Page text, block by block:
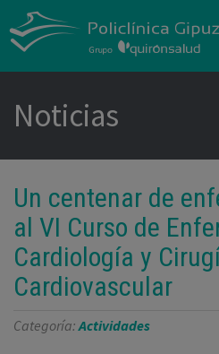
Noticias
Un centenar de
al VI Curso de
Cardiología y
Cardiovascular
Categoría:Actividades